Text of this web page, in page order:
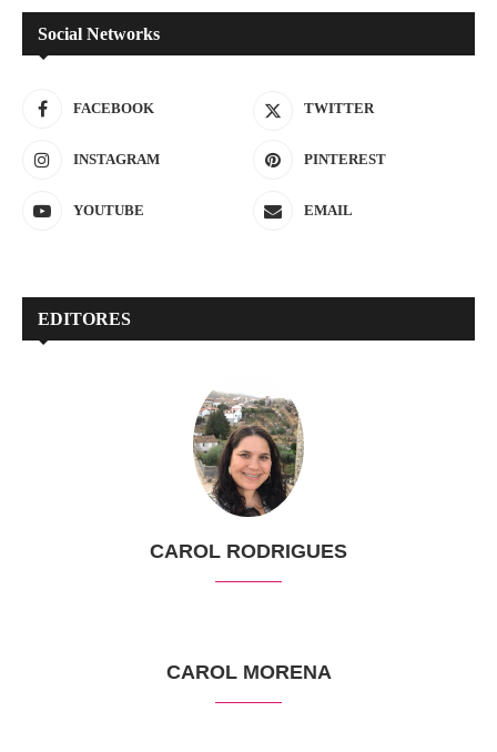
Social Networks
FACEBOOK TWITTER
INSTAGRAM PINTEREST
YOUTUBE EMAIL
EDITORES
CAROL RODRIGUES
CAROL MORENA